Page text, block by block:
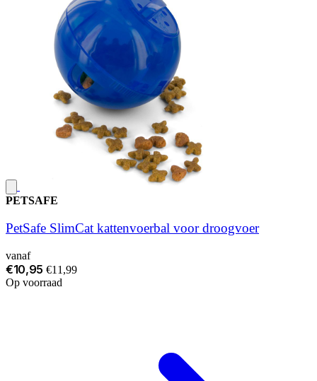
PETSAFE
PetSafe SlimCat kattenvoerbal voor droogvoer
vanaf
€10,95 €11,99
Op voorraad